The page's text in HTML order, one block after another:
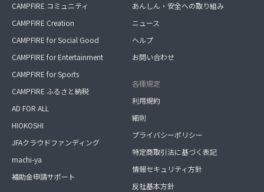
CAMPFIRE コミュニティ
CAMPFIRE Creation
CAMPFIRE for Social Good
CAMPFIRE for Entertainment
CAMPFIRE for Sports
CAMPFIRE ふるさと納税
AD FOR ALL
HIOKOSHI
JFAクラウドファンディング
machi-ya
補助金申請サポート
あんしん・安全への取り組み
ニュース
ヘルプ
お問い合わせ
各種規定
利用規約
細則
プライバシーポリシー
特定商取引法に基づく表記
情報セキュリティ方針
反社基本方針